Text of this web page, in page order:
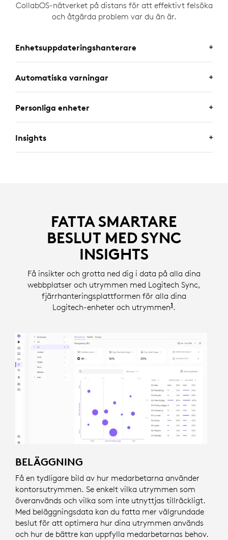
CollabOS-nätverket på distans för att effektivt felsöka
och åtgärda problem var du än är.
Enhetsuppdateringshanterare
enheter för att se till att de fungerar optimalt.
Automatiska varningar
Personliga enheter
Insights
FATTA SMARTARE
BESLUT MED SYNC
INSIGHTS
Få insikter och grotta ned dig i data på alla dina
webbplatser och utrymmen med Logitech Sync,
fjärrhanteringsplattformen för alla dina
Logitech-enheter och utrymmen1 En licens
.
BELÄGGNING
Få en tydligare bild av hur medarbetarna använder
kontorsutrymmen. Se enkelt vilka utrymmen som
överanvänds och vilka som inte utnyttjas tillräckligt.
Med beläggningsdata kan du fatta mer välgrundade
beslut för att optimera hur dina utrymmen används
och hur de bättre kan uppfylla medarbetarnas behov.